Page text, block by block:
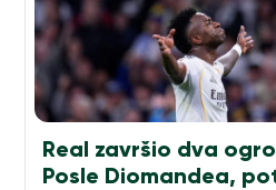
Real završio dva
Posle Diomandea,